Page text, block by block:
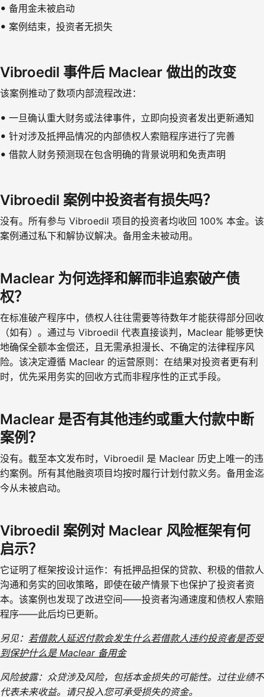
备用金未被启动
案例结束，投资者无损失
Vibroedil 事件后 Maclear 做出的改变
该案例推动了数项内部流程改进：
一旦确认重大财务或法律事件，立即向投资者发出更新通知
针对涉及抵押品情况的内部债权人索赔程序进行了完善
借款人财务预测现在包含明确的背景说明和免责声明
Vibroedil 案例中投资者有损失吗？
没有。所有参与 Vibroedil 项目的投资者均收回 100% 本金。该
案例通过私下和解协议解决。备用金未被动用。
Maclear 为何选择和解而非追索破产债
权？
在标准破产程序中，债权人往往需要等待数年才能获得部分回收
（如有）。通过与 Vibroedil 代表直接谈判，Maclear 能够更快
地确保全额本金偿还，且无需承担漫长、不确定的法律程序风
险。该决定遵循 Maclear 的运营原则：在结果对投资者更有利
时，优先采用务实的回收方式而非程序性的正式手段。
Maclear 是否有其他违约或重大付款中断
案例？
没有。截至本文发布时，Vibroedil 是 Maclear 历史上唯一的违
约案例。所有其他融资项目均按时履行计划付款义务。备用金迄
今从未被启动。
Vibroedil 案例对 Maclear 风险框架有何
启示？
它证明了框架按设计运作：有抵押品担保的贷款、积极的借款人
沟通和务实的回收策略，即使在破产情景下也保护了投资者资
本。该案例也发现了改进空间——投资者沟通速度和债权人索赔
程序——此后均已更新。
另见： 若借款人延迟付款会发生什么若借款人违约投资者是否受
到保护什么是 Maclear 备用金
风险披露：众贷涉及风险，包括本金损失的可能性。过往业绩不
代表未来收益。请只投入您可承受损失的资金。